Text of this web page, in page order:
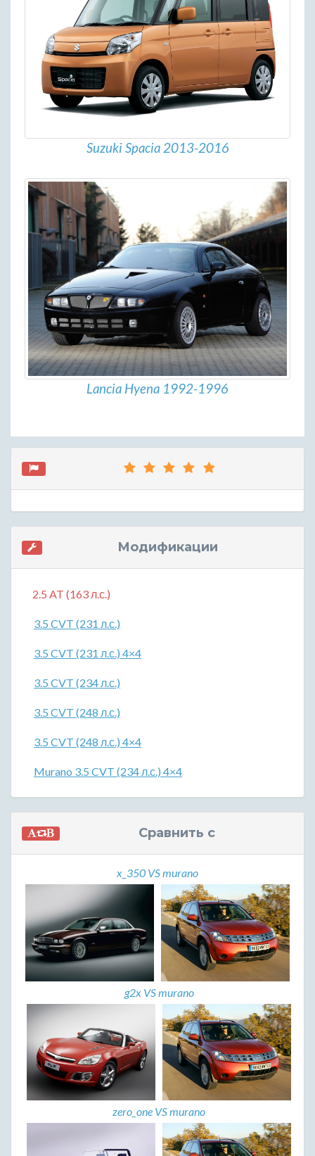
Suzuki Spacia 2013-2016
Lancia Hyena 1992-1996
Модификации
2.5 AT (163 л.с.)
3.5 CVT (231 л.с.)
3.5 CVT (231 л.с.) 4×4
3.5 CVT (234 л.с.)
3.5 CVT (248 л.с.)
3.5 CVT (248 л.с.) 4×4
Murano 3.5 CVT (234 л.с.) 4×4
Сравнить с
x_350 VS murano
g2x VS murano
zero_one VS murano